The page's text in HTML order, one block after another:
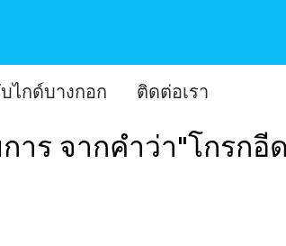
ไกด์บางกอก ติดต่อเรา
าร จากคำว่า"โกรกอี